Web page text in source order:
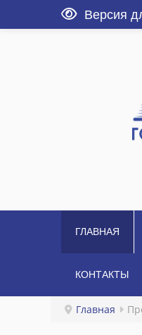
Версия
ГЛАВНАЯ
КОНТАКТЫ
Главная